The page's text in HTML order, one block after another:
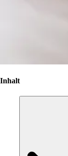
Inhalt